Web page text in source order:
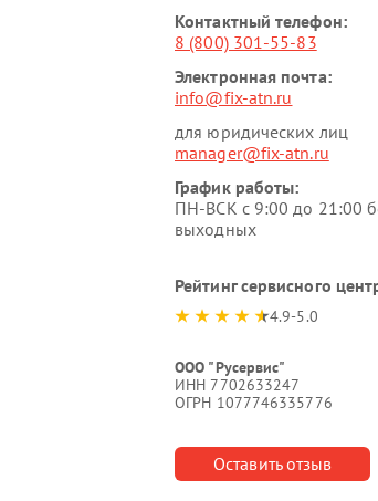
Контактный телефон:
8 (800) 301-55-83
Электронная почта:
info@fix-atn.ru
для юридических лиц
manager@fix-atn.ru
График работы:
ПН-ВСК с 9:00 до 21:00
выходных
Рейтинг сервисного
4.9-5.0
ООО "Русервис"
ИНН 7702633247
ОГРН 1077746335776
Оставить отзыв